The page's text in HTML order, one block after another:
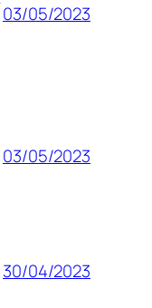
03/05/2023
03/05/2023
30/04/2023